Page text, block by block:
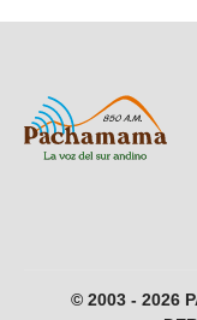
© 2003 - 2026